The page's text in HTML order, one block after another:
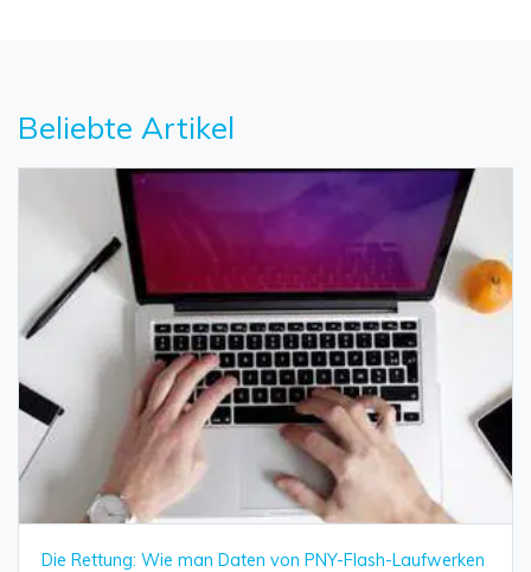
Beliebte Artikel
Die Rettung: Wie man Daten von PNY-Flash-Laufwerken